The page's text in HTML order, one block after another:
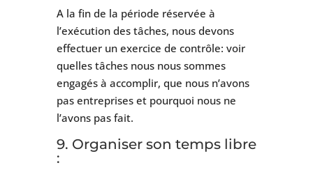
A la fin de la période réservée à
l’exécution des tâches, nous devons
effectuer un exercice de contrôle: voir
quelles tâches nous nous sommes
engagés à accomplir, que nous n’avons
pas entreprises et pourquoi nous ne
l’avons pas fait.
9. Organiser son temps libre
: